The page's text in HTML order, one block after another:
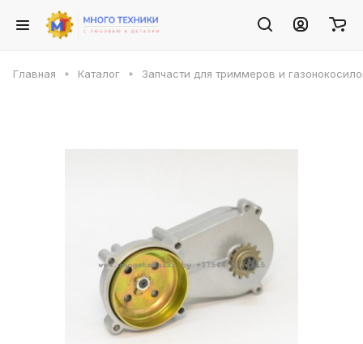
Главная Каталог Запчасти для триммеров и